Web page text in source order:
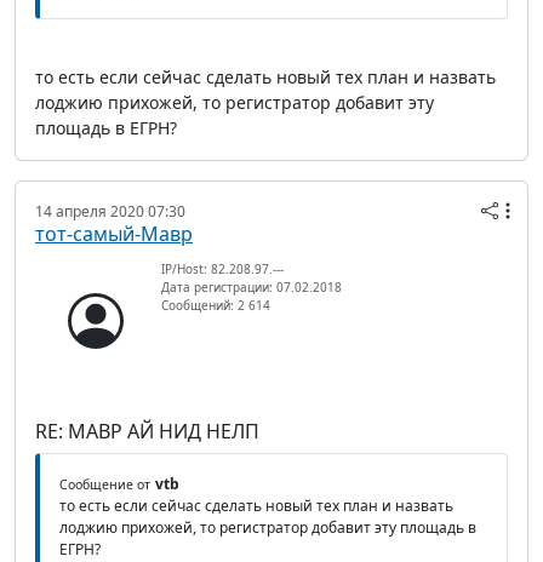
то есть если сейчас сделать новый тех план и назвать
лоджию прихожей, то регистратор добавит эту
площадь в ЕГРН?
14 апреля 2020 07:30
тот-самый-Мавр
IP/Host: 82.208.97.---
Дата регистрации: 07.02.2018
Сообщений: 2 614
RE: МАВР АЙ НИД НЕЛП
Сообщение от vtb
то есть если сейчас сделать новый тех план и назвать
лоджию прихожей, то регистратор добавит эту площадь в
ЕГРН?